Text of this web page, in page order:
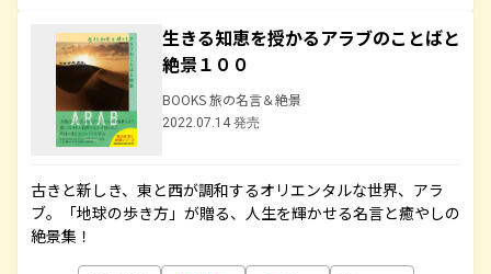
生きる知恵を授かるアラブのことばと
絶景１００
BOOKS 旅の名言＆絶景
2022.07.14 発売
古きと新しき、東と西が調和するオリエンタルな世界、アラ
ブ。「地球の歩き方」が贈る、人生を輝かせる名言と癒やしの
絶景集！